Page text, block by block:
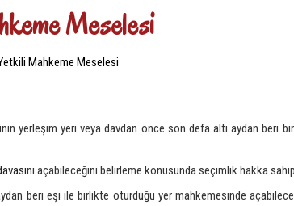
Meselesi
Mahkeme Meselesi
yerleşim yeri veya davdan önce son defa altı aydan beri
nı açabileceğini belirleme konusunda seçimlik hakka
beri eşi ile birlikte oturduğu yer mahkemesinde